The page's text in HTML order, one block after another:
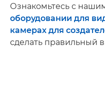
Ознакомьтесь с
оборудовании для
камерах для
сделать правильный